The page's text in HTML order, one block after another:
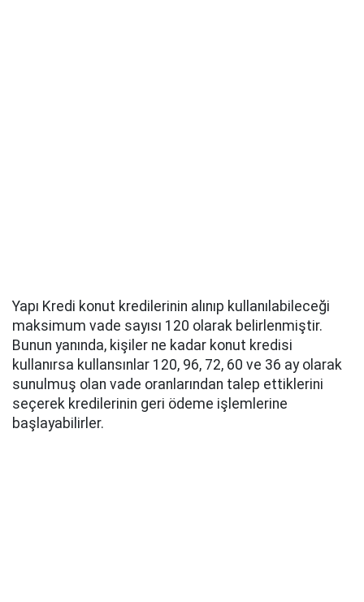
Yapı Kredi konut kredilerinin alınıp kullanılabileceği
maksimum vade sayısı 120 olarak belirlenmiştir.
Bunun yanında, kişiler ne kadar konut kredisi
kullanırsa kullansınlar 120, 96, 72, 60 ve 36 ay olarak
sunulmuş olan vade oranlarından talep ettiklerini
seçerek kredilerinin geri ödeme işlemlerine
başlayabilirler.